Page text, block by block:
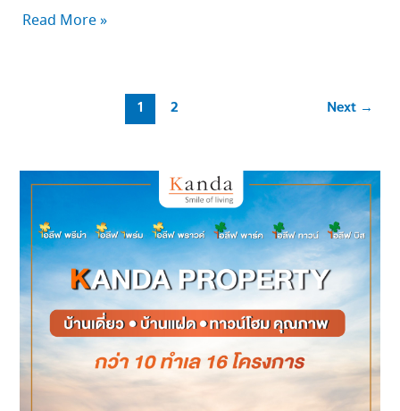
Read More »
1 2 Next →